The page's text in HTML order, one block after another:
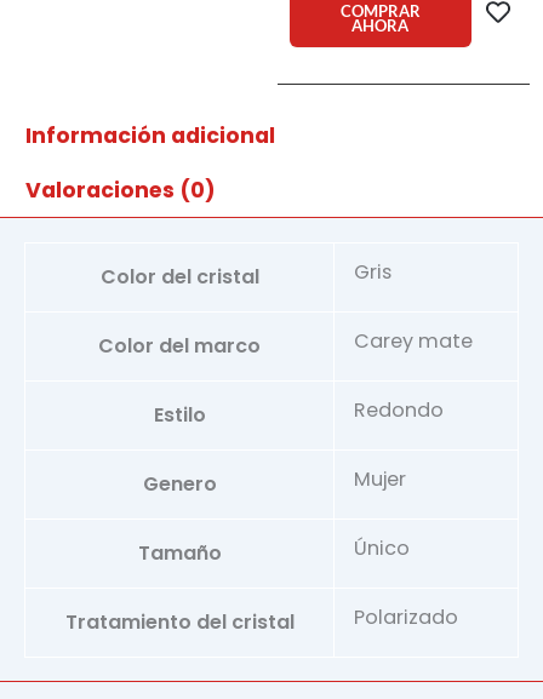
D
´Anvers
COMPRAR
AHORA
Información adicional
Valoraciones (0)
Color del cristal Gris
Color del marco Carey mate
Estilo Redondo
Genero Mujer
Tamaño Único
Tratamiento del cristal Polarizado